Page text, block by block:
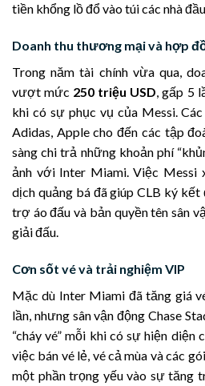
tiền khổng lồ đổ vào túi các nhà
Doanh thu thương mại và hợp
Trong năm tài chính vừa qua,
vượt mức 250 triệu USD, gấp 5
khi có sự phục vụ của Messi.
Adidas, Apple cho đến các tập
sàng chi trả những khoản phí
ảnh với Inter Miami. Việc Messi
dịch quảng bá đã giúp CLB ký
trợ áo đấu và bản quyền tên sân
giải đấu.
Cơn sốt vé và trải nghiệm VIP
Mặc dù Inter Miami đã tăng giá
lần, nhưng sân vận động Chase
“cháy vé” mỗi khi có sự hiện diện
việc bán vé lẻ, vé cả mùa và các
một phần trọng yếu vào sự tăng